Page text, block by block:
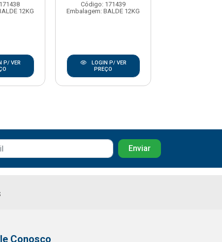
12KG
P/ VER
Código: 171439
Embalagem: BALDE 12KG
LOGIN P/ VER
PREÇO
Conosco